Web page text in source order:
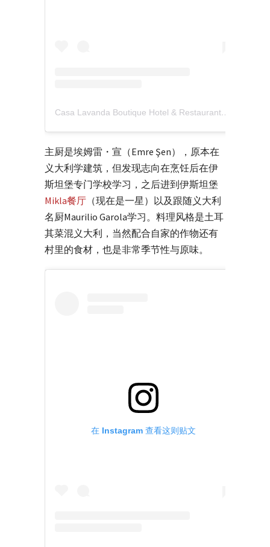
Casa Lavanda Boutique Hotel & Restaurant（@casalavanda）分享的贴文
主厨是埃姆雷・宣（Emre Şen），原本在
义大利学建筑，但发现志向在烹饪后在伊
斯坦堡专门学校学习，之后进到伊斯坦堡
Mikla餐厅 （现在是一星）以及跟随义大利
名厨Maurilio Garola学习。料理风格是土耳
其菜混义大利，当然配合自家的作物还有
村里的食材，也是非常季节性与原味。
在 Instagram 查看这则贴文